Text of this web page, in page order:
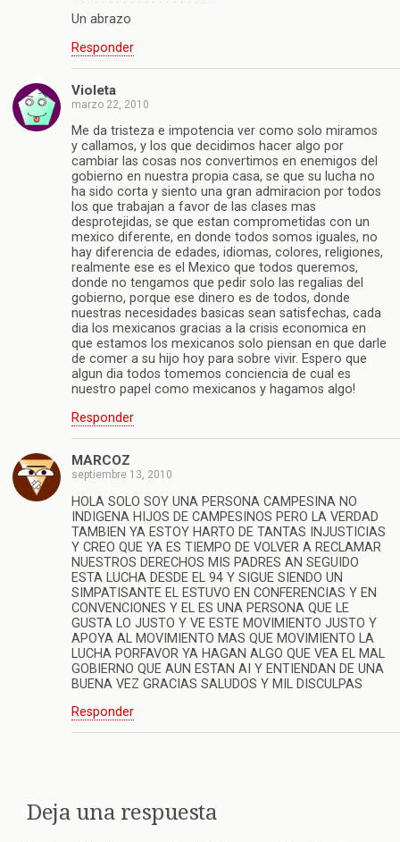
Un abrazo
Responder
Violeta
marzo 22, 2010
Me da tristeza e impotencia ver como solo miramos
y callamos, y los que decidimos hacer algo por
cambiar las cosas nos convertimos en enemigos del
gobierno en nuestra propia casa, se que su lucha no
ha sido corta y siento una gran admiracion por todos
los que trabajan a favor de las clases mas
desprotejidas, se que estan comprometidas con un
mexico diferente, en donde todos somos iguales, no
hay diferencia de edades, idiomas, colores, religiones,
realmente ese es el Mexico que todos queremos,
donde no tengamos que pedir solo las regalias del
gobierno, porque ese dinero es de todos, donde
nuestras necesidades basicas sean satisfechas, cada
dia los mexicanos gracias a la crisis economica en
que estamos los mexicanos solo piensan en que darle
de comer a su hijo hoy para sobre vivir. Espero que
algun dia todos tomemos conciencia de cual es
nuestro papel como mexicanos y hagamos algo!
Responder
MARCOZ
septiembre 13, 2010
HOLA SOLO SOY UNA PERSONA CAMPESINA NO
INDIGENA HIJOS DE CAMPESINOS PERO LA VERDAD
TAMBIEN YA ESTOY HARTO DE TANTAS INJUSTICIAS
Y CREO QUE YA ES TIEMPO DE VOLVER A RECLAMAR
NUESTROS DERECHOS MIS PADRES AN SEGUIDO
ESTA LUCHA DESDE EL 94 Y SIGUE SIENDO UN
SIMPATISANTE EL ESTUVO EN CONFERENCIAS Y EN
CONVENCIONES Y EL ES UNA PERSONA QUE LE
GUSTA LO JUSTO Y VE ESTE MOVIMIENTO JUSTO Y
APOYA AL MOVIMIENTO MAS QUE MOVIMIENTO LA
LUCHA PORFAVOR YA HAGAN ALGO QUE VEA EL MAL
GOBIERNO QUE AUN ESTAN AI Y ENTIENDAN DE UNA
BUENA VEZ GRACIAS SALUDOS Y MIL DISCULPAS
Responder
Deja una respuesta